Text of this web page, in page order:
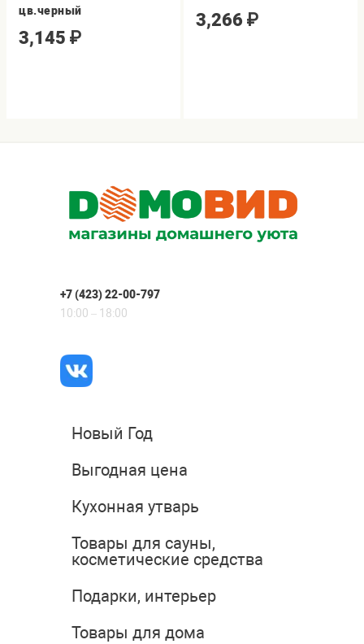
цв.черный
3,145 ₽
3,266 ₽
+7 (423) 22-00-797
10:00 – 18:00
Новый Год
Выгодная цена
Кухонная утварь
Товары для сауны,
косметические средства
Подарки, интерьер
Товары для дома